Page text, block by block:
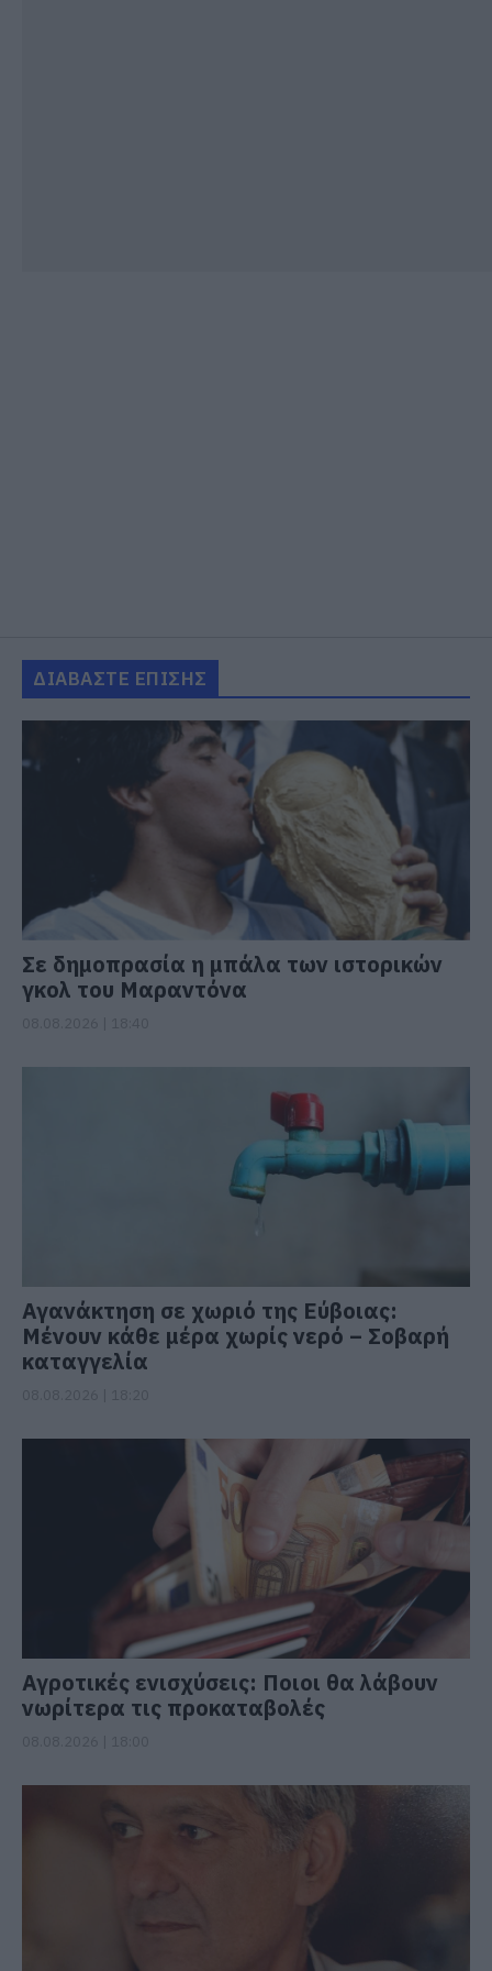
ΔΙΑΒΑΣΤΕ ΕΠΙΣΗΣ
Σε δημοπρασία η μπάλα των ιστορικών
γκολ του Μαραντόνα
Αγανάκτηση σε χωριό της Εύβοιας:
Μένουν κάθε μέρα χωρίς νερό – Σοβαρή
καταγγελία
Αγροτικές ενισχύσεις: Ποιοι θα λάβουν
νωρίτερα τις προκαταβολές